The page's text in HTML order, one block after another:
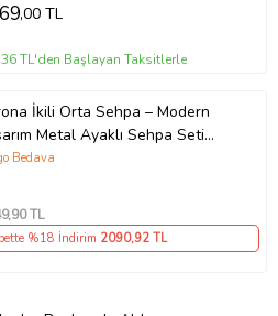
,00 TL
TL'den Başlayan Taksitlerle
İkili Orta Sehpa – Modern
Metal Ayaklı Sehpa Seti
Bedava
,90 TL
%18 İndirim 2090,92 TL